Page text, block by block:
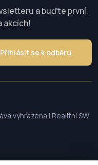
a buďte první,
akcích!
Přihlásit se k odběru
vyhrazena | Realitní SW